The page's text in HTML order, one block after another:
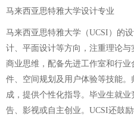
马来西亚思特雅大学设计专业
马来西亚思特雅大学（UCSI）的
计、平面设计等方向，注重理论
商业思维，配备先进工作室和行
件、空间规划及用户体验等技能
成，提供个性化指导。毕业生就
告、影视或自主创业。UCSI还鼓